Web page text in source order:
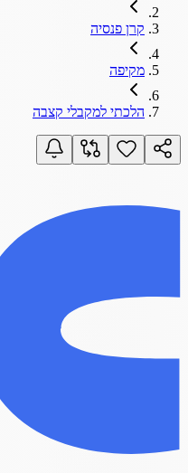
קרן פנסיה
מקיפה
הלכתי למקבלי קצבה